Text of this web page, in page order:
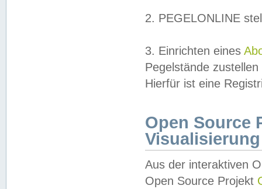
2. PEGELONLINE
3. Einrichten eines
Pegelstände
Hierfür ist eine
Open Source
Visualisierung
Aus der interaktiven
Open Source Projekt